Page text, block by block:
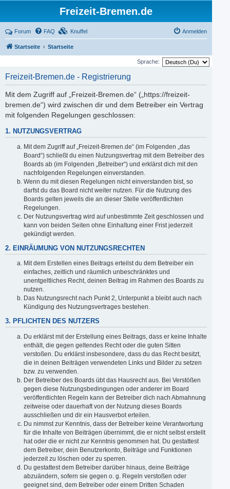
Freizeit-Bremen.de
Forum FAQ Knuffel Anmelden
Startseite Startseite
Sprache:
Freizeit-Bremen.de - Registrierung
Mit dem Zugriff auf „Freizeit-Bremen.de“ („https://freizeit-
bremen.de“) wird zwischen dir und dem Betreiber ein Vertrag
mit folgenden Regelungen geschlossen:
1. NUTZUNGSVERTRAG
Mit dem Zugriff auf „Freizeit-Bremen.de“ (im Folgenden „das
Board“) schließt du einen Nutzungsvertrag mit dem Betreiber des
Boards ab (im Folgenden „Betreiber“) und erklärst dich mit den
nachfolgenden Regelungen einverstanden.
Wenn du mit diesen Regelungen nicht einverstanden bist, so
darfst du das Board nicht weiter nutzen. Für die Nutzung des
Boards gelten jeweils die an dieser Stelle veröffentlichten
Regelungen.
Der Nutzungsvertrag wird auf unbestimmte Zeit geschlossen und
kann von beiden Seiten ohne Einhaltung einer Frist jederzeit
gekündigt werden.
2. EINRÄUMUNG VON NUTZUNGSRECHTEN
Mit dem Erstellen eines Beitrags erteilst du dem Betreiber ein
einfaches, zeitlich und räumlich unbeschränktes und
unentgeltliches Recht, deinen Beitrag im Rahmen des Boards zu
nutzen.
Das Nutzungsrecht nach Punkt 2, Unterpunkt a bleibt auch nach
Kündigung des Nutzungsvertrages bestehen.
3. PFLICHTEN DES NUTZERS
Du erklärst mit der Erstellung eines Beitrags, dass er keine Inhalte
enthält, die gegen geltendes Recht oder die guten Sitten
verstoßen. Du erklärst insbesondere, dass du das Recht besitzt,
die in deinen Beiträgen verwendeten Links und Bilder zu setzen
bzw. zu verwenden.
Der Betreiber des Boards übt das Hausrecht aus. Bei Verstößen
gegen diese Nutzungsbedingungen oder anderer im Board
veröffentlichten Regeln kann der Betreiber dich nach Abmahnung
zeitweise oder dauerhaft von der Nutzung dieses Boards
ausschließen und dir ein Hausverbot erteilen.
Du nimmst zur Kenntnis, dass der Betreiber keine Verantwortung
für die Inhalte von Beiträgen übernimmt, die er nicht selbst erstellt
hat oder die er nicht zur Kenntnis genommen hat. Du gestattest
dem Betreiber, dein Benutzerkonto, Beiträge und Funktionen
jederzeit zu löschen oder zu sperren.
Du gestattest dem Betreiber darüber hinaus, deine Beiträge
abzuändern, sofern sie gegen o. g. Regeln verstoßen oder
geeignet sind, dem Betreiber oder einem Dritten Schaden